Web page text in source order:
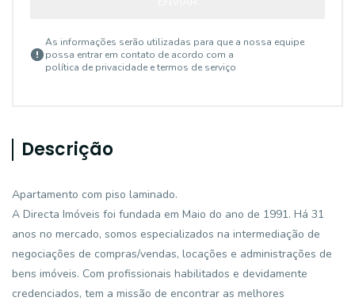
As informações serão utilizadas para que a nossa equipe
possa entrar em contato de acordo com a
política de privacidade e termos de serviço
Descrição
Apartamento com piso laminado.
A Directa Imóveis foi fundada em Maio do ano de 1991. Há 31
anos no mercado, somos especializados na intermediação de
negociações de compras/vendas, locações e administrações de
bens imóveis. Com profissionais habilitados e devidamente
credenciados, tem a missão de encontrar as melhores